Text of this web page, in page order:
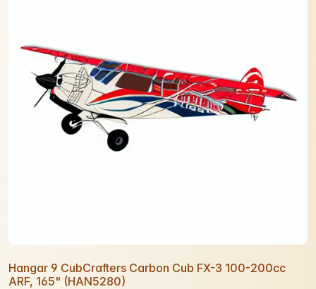
Hangar 9 CubCrafters Carbon Cub FX-3 100-200cc
ARF, 165" (HAN5280)